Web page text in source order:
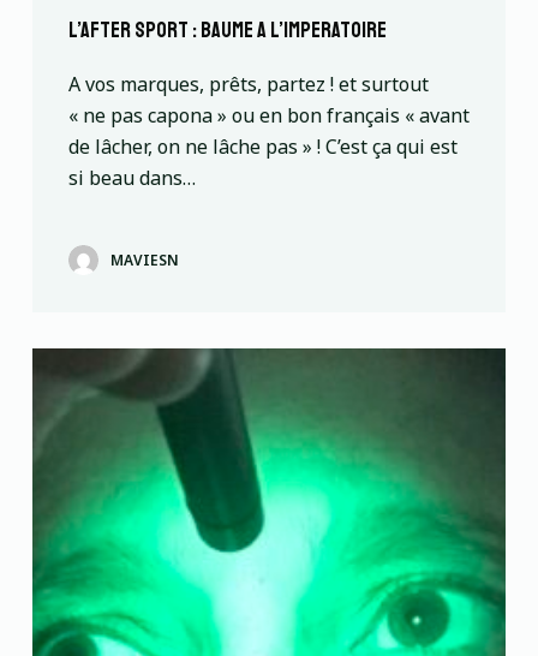
l’after sport : baume a l’imperatoire
A vos marques, prêts, partez ! et surtout
« ne pas capona » ou en bon français « avant
de lâcher, on ne lâche pas » ! C’est ça qui est
si beau dans…
MAVIESN